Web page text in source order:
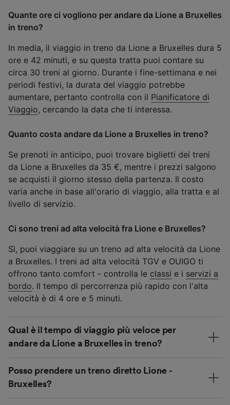
Quante ore ci vogliono per andare da Lione a Bruxelles
in treno?
In media, il viaggio in treno da Lione a Bruxelles dura 5
ore e 42 minuti, e su questa tratta puoi contare su
circa 30 treni al giorno. Durante i fine-settimana e nei
periodi festivi, la durata del viaggio potrebbe
aumentare, pertanto controlla con il Pianificatore di
Viaggio, cercando la data che ti interessa.
Quanto costa andare da Lione a Bruxelles in treno?
Se prenoti in anticipo, puoi trovare biglietti dei treni
da Lione a Bruxelles da 35 €, mentre i prezzi salgono
se acquisti il giorno stesso della partenza. Il costo
varia anche in base all'orario di viaggio, alla tratta e al
livello di servizio.
Ci sono treni ad alta velocità fra Lione e Bruxelles?
Sì, puoi viaggiare su un treno ad alta velocità da Lione
a Bruxelles. I treni ad alta velocità TGV e OUIGO ti
offrono tanto comfort - controlla le classi e i servizi a
bordo. Il tempo di percorrenza più rapido con l'alta
velocità è di 4 ore e 5 minuti.
Qual è il tempo di viaggio più veloce per
andare da Lione a Bruxelles in treno?
Posso prendere un treno diretto Lione -
Bruxelles?